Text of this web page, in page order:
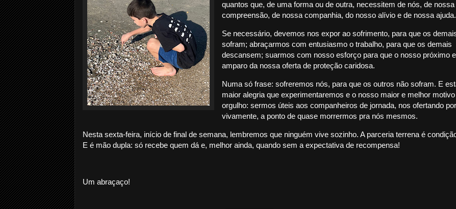
quantos que, de uma forma ou de outra, necessitem de nós, de nossa
compreensão, de nossa companhia, do nosso alívio e de nossa ajuda.
Se necessário, devemos nos expor ao sofrimento, para que os
sofram; abraçarmos com entusiasmo o trabalho, para que os demais
descansem; suarmos com nosso esforço para que o nosso próximo
amparo da nossa oferta de proteção caridosa.
Numa só frase: sofreremos nós, para que os outros não sofram. E
maior alegria que experimentaremos e o nosso maior e melhor
orgulho: sermos úteis aos companheiros de jornada, nos ofertando
vivamente, a ponto de quase morrermos pra nós mesmos.
Nesta sexta-feira, início de final de semana, lembremos que ninguém vive sozinho. A parceria terrena é
E é mão dupla: só recebe quem dá e, melhor ainda, quando sem a expectativa de recompensa!
Um abraçaço!